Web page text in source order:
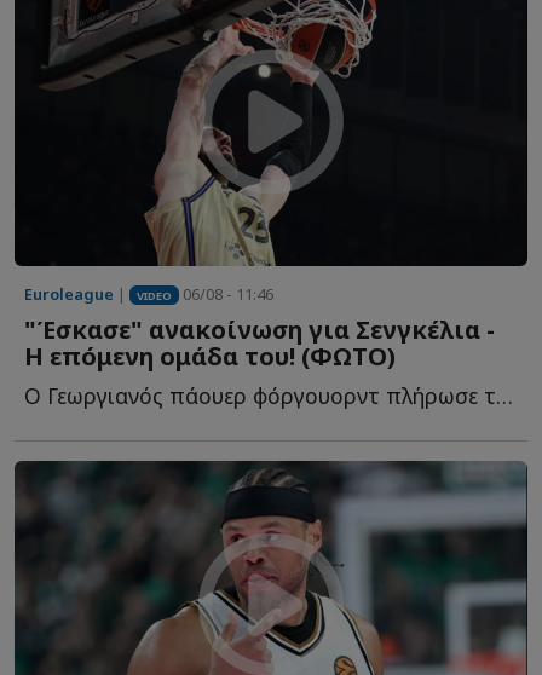
Euroleague | VIDEO 06/08 - 11:46
"Έσκασε" ανακοίνωση για Σενγκέλια -
Η επόμενη ομάδα του! (ΦΩΤΟ)
Ο Γεωργιανός πάουερ φόργουορντ πλήρωσε το buy out του σ...